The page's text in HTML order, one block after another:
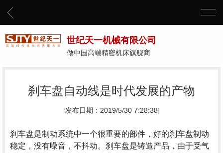
世纪天一机械有限公司
做中国高端精密机床旗舰商
刹车盘自动线是时代发展的产物
[发布日期：2019/5/30 7:28:38]
刹车盘是制动系统中一个很重要的部件，好的刹车盘制动
稳定，没有噪音，不抖动。刹车盘是铸造产品，由于受气